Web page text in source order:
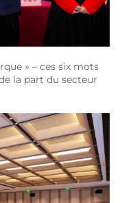
» – ces six mots
la part du secteur